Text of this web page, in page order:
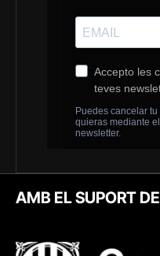
AMB EL SUPORT DE